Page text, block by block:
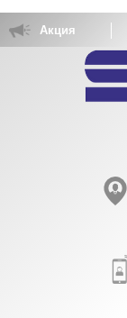
Акция
ЖИДКИХ ОБОЕВ